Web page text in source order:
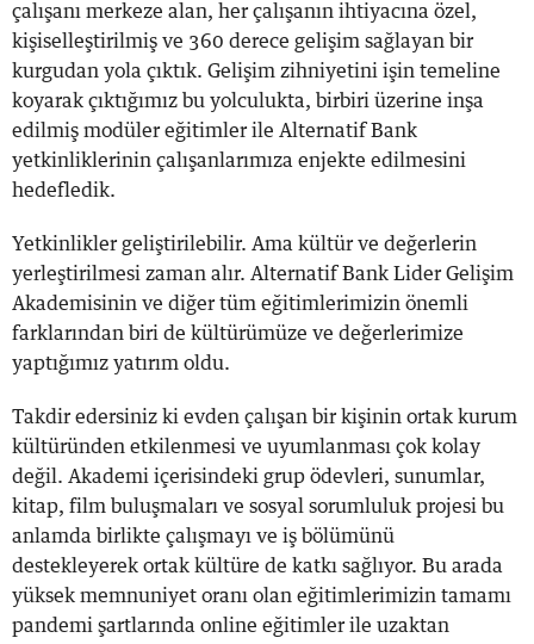
çalışanı merkeze alan, her çalışanın ihtiyacına özel,
kişiselleştirilmiş ve 360 derece gelişim sağlayan bir
kurgudan yola çıktık. Gelişim zihniyetini işin temeline
koyarak çıktığımız bu yolculukta, birbiri üzerine inşa
edilmiş modüler eğitimler ile Alternatif Bank
yetkinliklerinin çalışanlarımıza enjekte edilmesini
hedefledik.
Yetkinlikler geliştirilebilir. Ama kültür ve değerlerin
yerleştirilmesi zaman alır. Alternatif Bank Lider Gelişim
Akademisinin ve diğer tüm eğitimlerimizin önemli
farklarından biri de kültürümüze ve değerlerimize
yaptığımız yatırım oldu.
Takdir edersiniz ki evden çalışan bir kişinin ortak kurum
kültüründen etkilenmesi ve uyumlanması çok kolay
değil. Akademi içerisindeki grup ödevleri, sunumlar,
kitap, film buluşmaları ve sosyal sorumluluk projesi bu
anlamda birlikte çalışmayı ve iş bölümünü
destekleyerek ortak kültüre de katkı sağlıyor. Bu arada
yüksek memnuniyet oranı olan eğitimlerimizin tamamı
pandemi şartlarında online eğitimler ile uzaktan